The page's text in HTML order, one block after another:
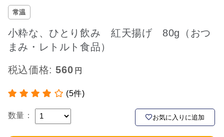
常温
小粋な、ひとり飲み 紅天揚げ 80g（おつ
まみ・レトルト食品）
税込価格:560
(5件)
数量： お気に入りに追加